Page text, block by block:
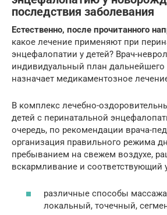
последствия заболевания
Естественно, после прочитанного
какое лечение применяют при
энцефалопатии у детей? Врач-
индивидуальный план
назначает медикаментозное
В комплекс лечебно-
детей с перинатальной
очередь, по рекомендации врача-
организация правильного режима
пребыванием на свежем воздухе,
вскармливание и соответствующий
различные способы
локальный, точечный,